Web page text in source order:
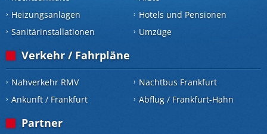
Heizungsanlagen
Hotels und Pensionen
Sanitärinstallationen
Umzüge
Verkehr / Fahrpläne
Nahverkehr RMV Nachtbus Frankfurt
Ankunft / Frankfurt
Abflug / Frankfurt-Hahn
Partner